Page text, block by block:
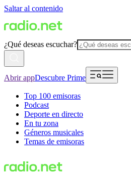
Saltar al contenido
¿Qué deseas escuchar?
Abrir appDescubre Prime
Top 100 emisoras
Podcast
Deporte en directo
En tu zona
Géneros musicales
Temas de emisoras